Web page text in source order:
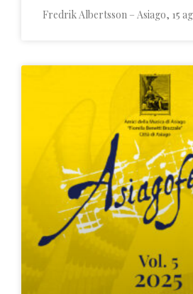
Fredrik Albertsson – Asiago, 15